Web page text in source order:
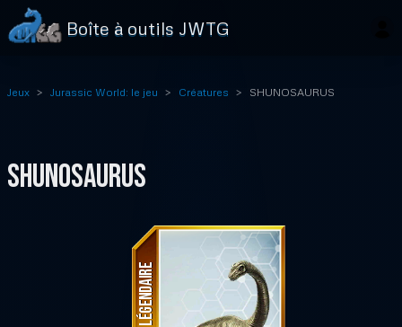
Boîte à outils JWTG
Jeux Jurassic World: le jeu Créatures SHUNOSAURUS
SHUNOSAURUS
LÉGENDAIRE